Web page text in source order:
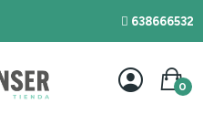
638666532
0